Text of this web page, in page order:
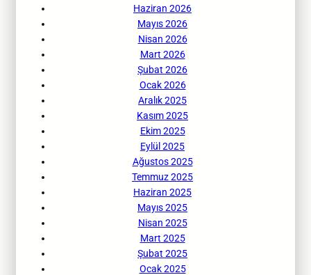
Haziran 2026
Mayıs 2026
Nisan 2026
Mart 2026
Şubat 2026
Ocak 2026
Aralık 2025
Kasım 2025
Ekim 2025
Eylül 2025
Ağustos 2025
Temmuz 2025
Haziran 2025
Mayıs 2025
Nisan 2025
Mart 2025
Şubat 2025
Ocak 2025